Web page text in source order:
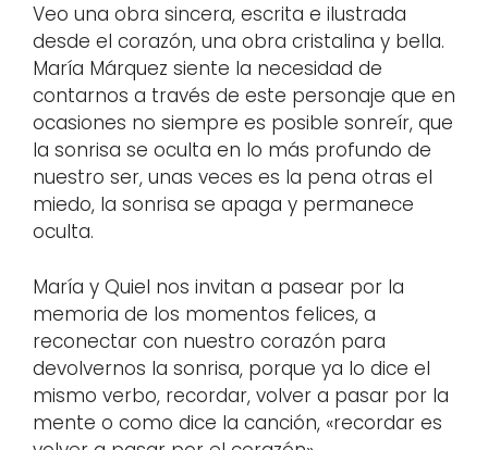
Veo una obra sincera, escrita e ilustrada
desde el corazón, una obra cristalina y bella.
María Márquez siente la necesidad de
contarnos a través de este personaje que en
ocasiones no siempre es posible sonreír, que
la sonrisa se oculta en lo más profundo de
nuestro ser, unas veces es la pena otras el
miedo, la sonrisa se apaga y permanece
oculta.
María y Quiel nos invitan a pasear por la
memoria de los momentos felices, a
reconectar con nuestro corazón para
devolvernos la sonrisa, porque ya lo dice el
mismo verbo, recordar, volver a pasar por la
mente o como dice la canción, «recordar es